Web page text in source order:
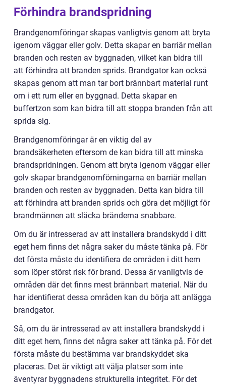
Förhindra brandspridning
Brandgenomföringar skapas vanligtvis genom att bryta
igenom väggar eller golv. Detta skapar en barriär mellan
branden och resten av byggnaden, vilket kan bidra till
att förhindra att branden sprids. Brandgator kan också
skapas genom att man tar bort brännbart material runt
om i ett rum eller en byggnad. Detta skapar en
buffertzon som kan bidra till att stoppa branden från att
sprida sig.
Brandgenomföringar är en viktig del av
brandsäkerheten eftersom de kan bidra till att minska
brandspridningen. Genom att bryta igenom väggar eller
golv skapar brandgenomförningarna en barriär mellan
branden och resten av byggnaden. Detta kan bidra till
att förhindra att branden sprids och göra det möjligt för
brandmännen att släcka bränderna snabbare.
Om du är intresserad av att installera brandskydd i ditt
eget hem finns det några saker du måste tänka på. För
det första måste du identifiera de områden i ditt hem
som löper störst risk för brand. Dessa är vanligtvis de
områden där det finns mest brännbart material. När du
har identifierat dessa områden kan du börja att anlägga
brandgator.
Så, om du är intresserad av att installera brandskydd i
ditt eget hem, finns det några saker att tänka på. För det
första måste du bestämma var brandskyddet ska
placeras. Det är viktigt att välja platser som inte
äventyrar byggnadens strukturella integritet. För det